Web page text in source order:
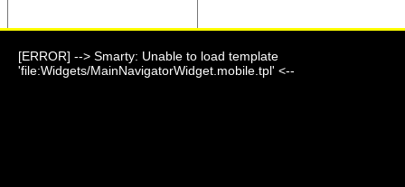
[ERROR] --> Smarty: Unable to load template
'file:Widgets/MainNavigatorWidget.mobile.tpl' <--
Отправить сообщение